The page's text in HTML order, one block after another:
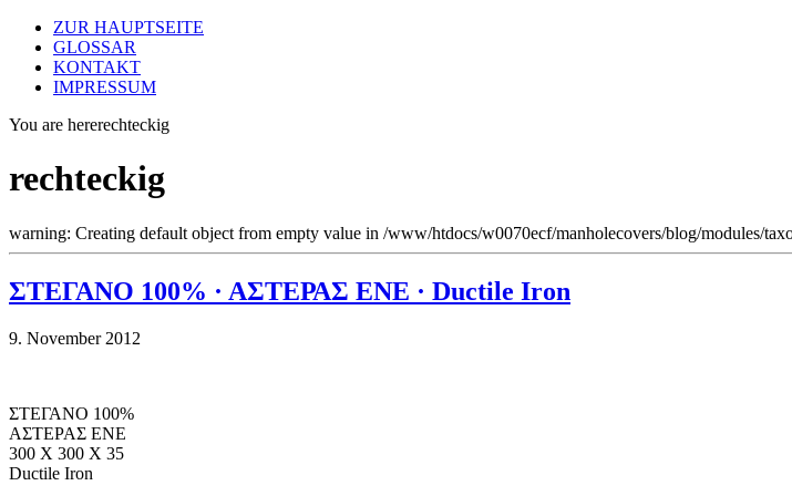
ZUR HAUPTSEITE
GLOSSAR
KONTAKT
IMPRESSUM
You are hererechteckig
rechteckig
warning: Creating default object from empty value in /www/htdocs/w0070ecf/manholecovers/blog/modules/
ΣΤΕΓΑΝΟ 100% · ΑΣΤΕΡΑΣ ΕΝΕ · Ductile Iron
9. November 2012
ΣΤΕΓΑΝΟ 100%
ΑΣΤΕΡΑΣ ΕΝΕ
300 X 300 X 35
Ductile Iron